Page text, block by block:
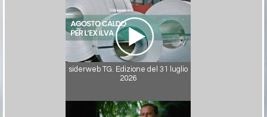
siderweb TG. Edizione del 31 luglio
2026